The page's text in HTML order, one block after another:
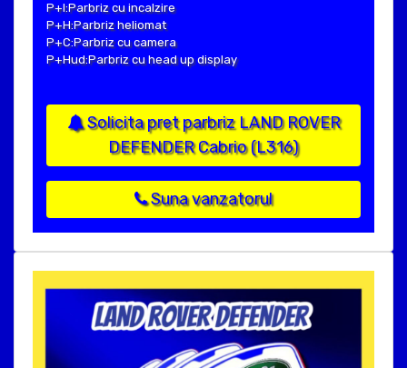
P+I:Parbriz cu incalzire
P+H:Parbriz heliomat
P+C:Parbriz cu camera
P+Hud:Parbriz cu head up display
Solicita pret parbriz LAND ROVER
DEFENDER Cabrio (L316)
Suna vanzatorul